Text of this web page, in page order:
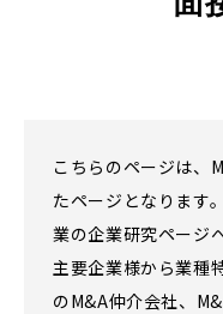
こちらのページは、
たページとなります
業の企業研究ページ
主要企業様から業種
のM&A仲介会社、